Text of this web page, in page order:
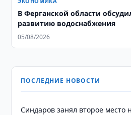
В Ферганской области
развитию водоснабжения
05/08/2026
ПОСЛЕДНИЕ НОВОСТИ
Синдаров занял второе место